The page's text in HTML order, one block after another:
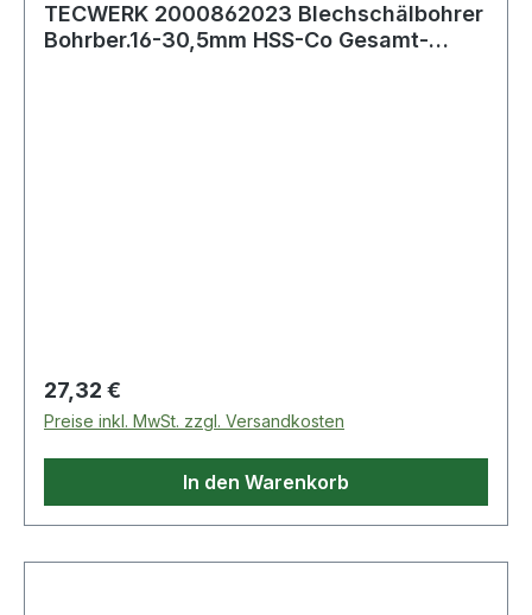
TECWERK 2000862023 Blechschälbohrer
Bohrber.16-30,5mm HSS-Co Gesamt-
Regulärer Preis:
27,32 €
Preise inkl. MwSt. zzgl. Versandkosten
In den Warenkorb